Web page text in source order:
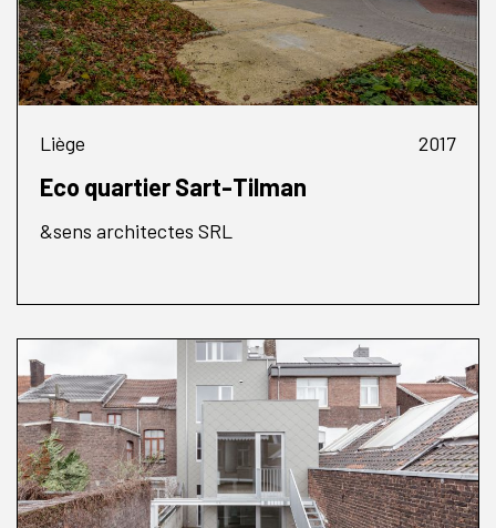
Liège 2017
Eco quartier Sart-Tilman
&sens architectes SRL